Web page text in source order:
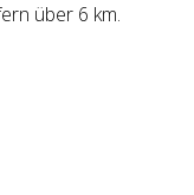
über 6 km.